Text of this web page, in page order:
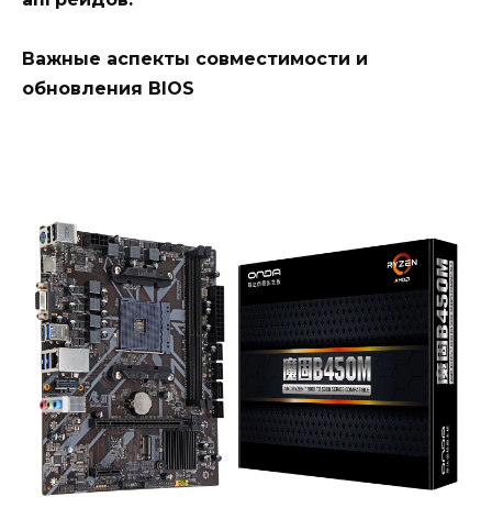
Важные аспекты совместимости и
обновления BIOS